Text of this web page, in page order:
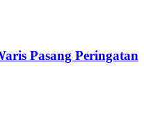
Pasang Peringatan